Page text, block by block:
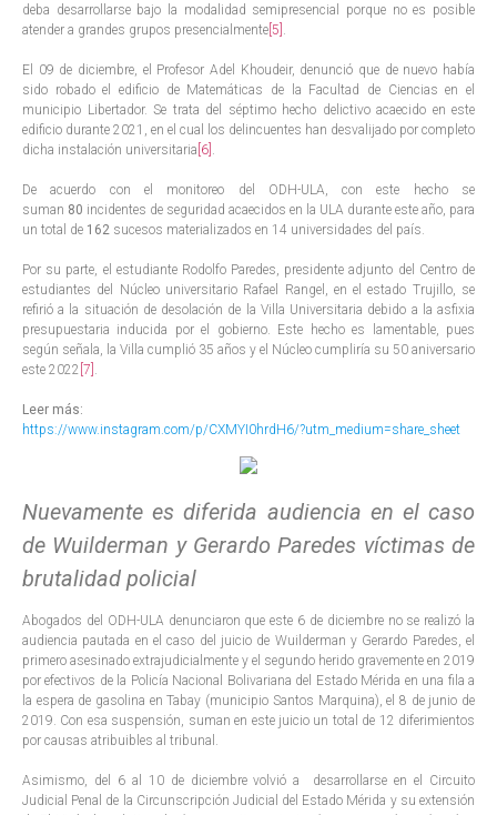
deba desarrollarse bajo la modalidad semipresencial porque no es posible
atender a grandes grupos presencialmente [5] .
El 09 de diciembre, el Profesor Adel Khoudeir, denunció que de nuevo había
sido robado el edificio de Matemáticas de la Facultad de Ciencias en el
municipio Libertador. Se trata del séptimo hecho delictivo acaecido en este
edificio durante 2021, en el cual los delincuentes han desvalijado por completo
dicha instalación universitaria [6] .
De acuerdo con el monitoreo del ODH-ULA, con este hecho se
suman 80 incidentes de seguridad acaecidos en la ULA durante este año, para
un total de 162 sucesos materializados en 14 universidades del país.
Por su parte, el estudiante Rodolfo Paredes, presidente adjunto del Centro de
estudiantes del Núcleo universitario Rafael Rangel, en el estado Trujillo, se
refirió a la situación de desolación de la Villa Universitaria debido a la asfixia
presupuestaria inducida por el gobierno. Este hecho es lamentable, pues
según señala, la Villa cumplió 35 años y el Núcleo cumpliría su 50 aniversario
este 2022 [7] .
Leer más:
https://www.instagram.com/p/CXMYI0hrdH6/?utm_medium=share_sheet
Nuevamente es diferida audiencia en el caso
de Wuilderman y Gerardo Paredes víctimas de
brutalidad policial
Abogados del ODH-ULA denunciaron que este 6 de diciembre no se realizó la
audiencia pautada en el caso del juicio de Wuilderman y Gerardo Paredes, el
primero asesinado extrajudicialmente y el segundo herido gravemente en 2019
por efectivos de la Policía Nacional Bolivariana del Estado Mérida en una fila a
la espera de gasolina en Tabay (municipio Santos Marquina), el 8 de junio de
2019. Con esa suspensión, suman en este juicio un total de 12 diferimientos
por causas atribuibles al tribunal.
Asimismo, del 6 al 10 de diciembre volvió a desarrollarse en el Circuito
Judicial Penal de la Circunscripción Judicial del Estado Mérida y su extensión